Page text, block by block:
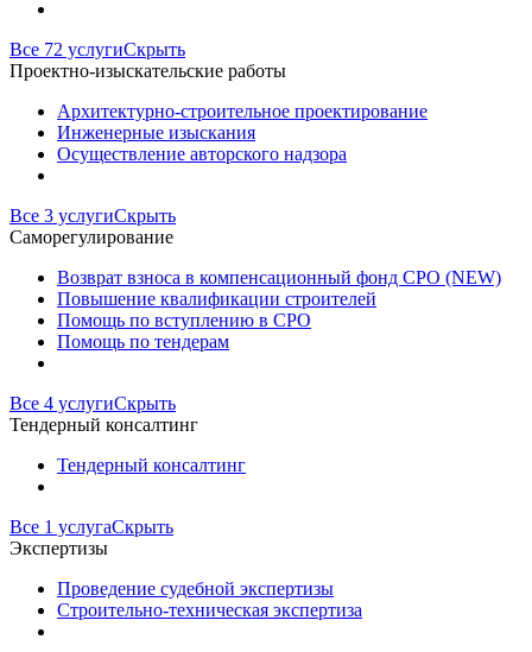
Все 72 услугиСкрыть
Проектно-изыскательские работы
Архитектурно-строительное проектирование
Инженерные изыскания
Осуществление авторского надзора
Все 3 услугиСкрыть
Саморегулирование
Возврат взноса в компенсационный фонд СРО (NEW)
Повышение квалификации строителей
Помощь по вступлению в СРО
Помощь по тендерам
Все 4 услугиСкрыть
Тендерный консалтинг
Тендерный консалтинг
Все 1 услугаСкрыть
Экспертизы
Проведение судебной экспертизы
Строительно-техническая экспертиза